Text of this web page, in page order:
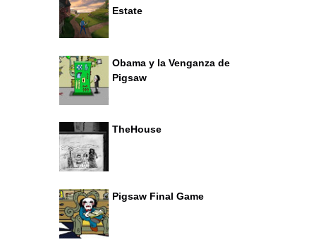
Estate
Obama y la Venganza de
Pigsaw
TheHouse
Pigsaw Final Game